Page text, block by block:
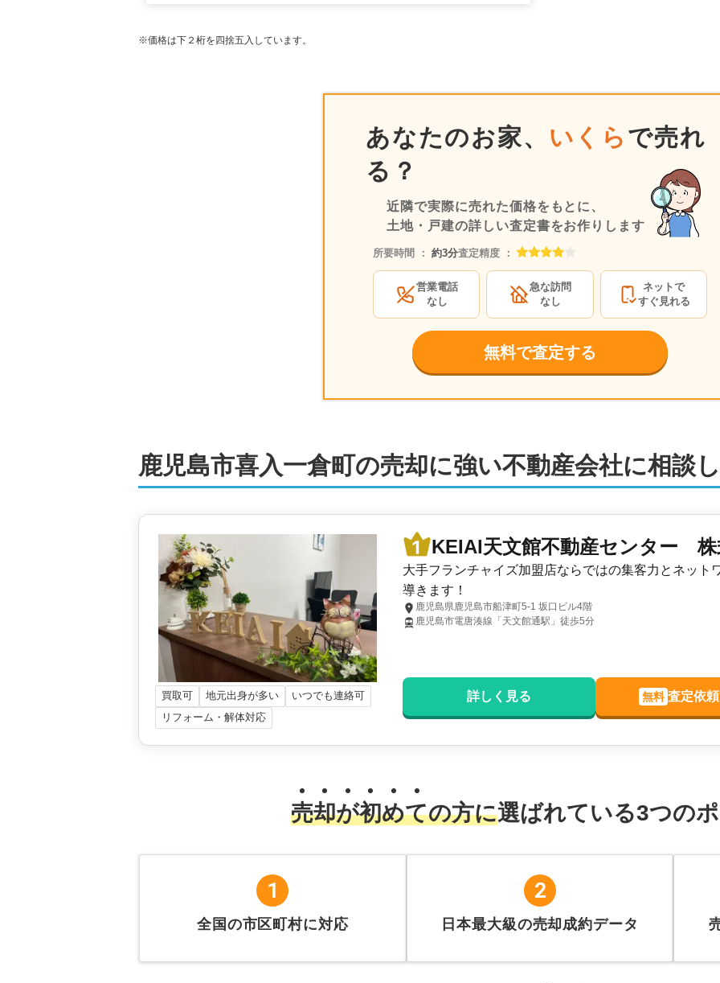
※価格は下２桁を四捨五入しています。
あなたのお家、 いくら で売れ
る？
近隣で実際に売れた価格をもとに、
土地・戸建の詳しい査定書をお作りします
所要時間 ： 約3分査定精度 ：
営業電話
なし
急な訪問
なし
ネットで
すぐ見れる
無料で査定する
鹿児島市喜入一倉町の売却に強い不動産会社に相談
買取可 地元出身が多い
いつでも連絡可
リフォーム・解体対応
KEIAI天文館不動産センター 株
大手フランチャイズ加盟店ならではの集客力とネット
導きます！
鹿児島県鹿児島市船津町5-1 坂口ビル4階
鹿児島市電唐湊線「天文館通駅」徒歩5分
詳しく見る 無料 査定依
売却が初めての方に選ばれている3つの
1
全国の市区町村に対応
2
日本最大級の売却成約データ